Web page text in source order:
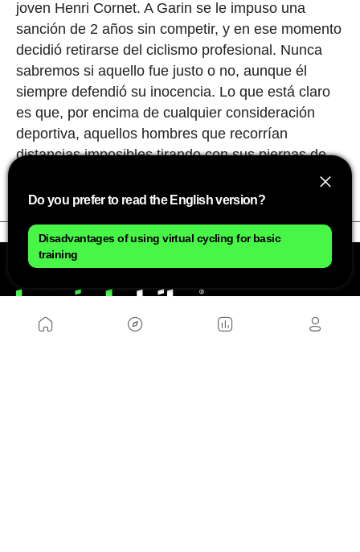
joven Henri Cornet. A Garin se le impuso una
sanción de 2 años sin competir, y en ese momento
decidió retirarse del ciclismo profesional. Nunca
sabremos si aquello fue justo o no, aunque él
siempre defendió su inocencia. Lo que está claro
es que, por encima de cualquier consideración
deportiva, aquellos hombres que recorrían
distancias imposibles tirando con sus piernas de
Do you prefer to read the English version?
Disadvantages of using virtual cycling for basic
training